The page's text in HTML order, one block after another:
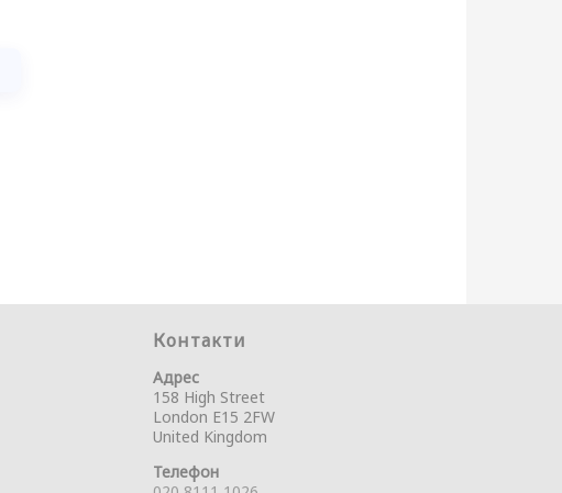
Контакти
Адрес
158 High Street
London E15 2FW
United Kingdom
Телефон